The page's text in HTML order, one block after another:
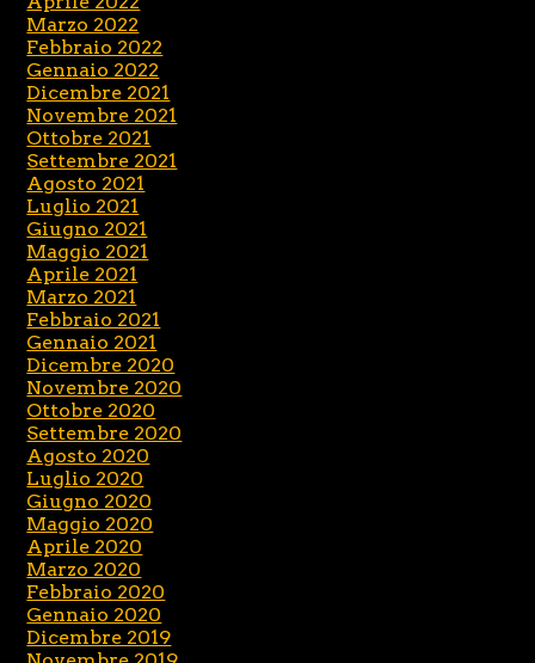
Marzo 2022
Febbraio 2022
Gennaio 2022
Dicembre 2021
Novembre 2021
Ottobre 2021
Settembre 2021
Agosto 2021
Luglio 2021
Giugno 2021
Maggio 2021
Aprile 2021
Marzo 2021
Febbraio 2021
Gennaio 2021
Dicembre 2020
Novembre 2020
Ottobre 2020
Settembre 2020
Agosto 2020
Luglio 2020
Giugno 2020
Maggio 2020
Aprile 2020
Marzo 2020
Febbraio 2020
Gennaio 2020
Dicembre 2019